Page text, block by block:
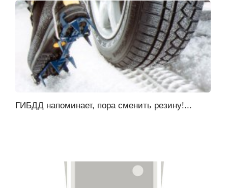
ГИБДД напоминает, пора сменить резину!...